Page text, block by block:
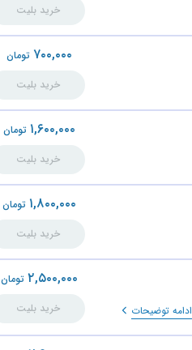
خرید بلیت
۷۰۰,۰۰۰ تومان
خرید بلیت
۱,۶۰۰,۰۰۰ تومان
خرید بلیت
۱,۸۰۰,۰۰۰ تومان
خرید بلیت
۲,۵۰۰,۰۰۰ تومان
خرید بلیت
ادامه توضیحات